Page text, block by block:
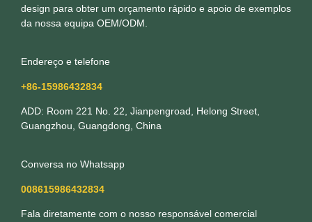
design para obter um orçamento rápido e apoio de exemplos
da nossa equipa OEM/ODM.
Endereço e telefone
+86-15986432834
ADD: Room 221 No. 22, Jianpengroad, Helong Street,
Guangzhou, Guangdong, China
Conversa no Whatsapp
008615986432834
Fala diretamente com o nosso responsável comercial